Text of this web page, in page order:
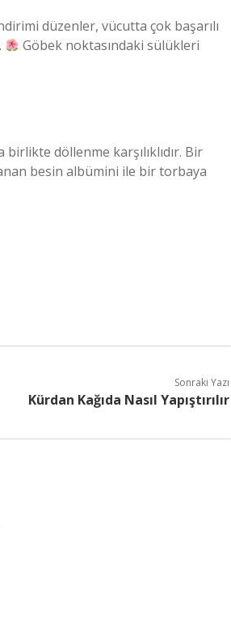
düzenler, vücutta çok başarılı
Göbek noktasındaki sülükleri
döllenme karşılıklıdır. Bir
besin albümini ile bir torbaya
Sonraki Yazı
Kürdan Kağıda Nasıl Yapıştırılır